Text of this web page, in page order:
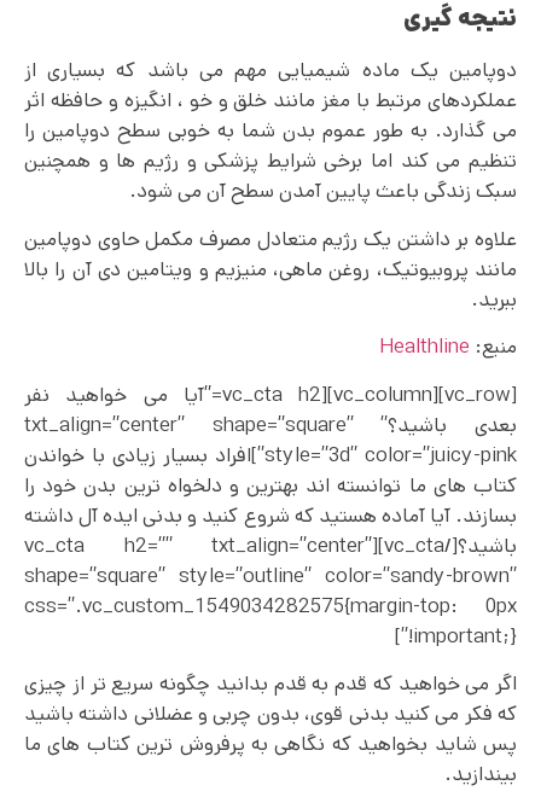
نتیجه گیری
دوپامین یک ماده شیمیایی مهم می باشد که بسیاری از
عملکردهای مرتبط با مغز مانند خلق و خو ، انگیزه و حافظه اثر
می گذارد. به طور عموم بدن شما به‌ خوبی سطح دوپامین را
تنظیم می‌ کند اما برخی شرایط پزشکی و رژیم ها و همچنین
سبک زندگی باعث پایین آمدن سطح آن می شود.
علاوه بر داشتن یک رژیم متعادل مصرف مکمل حاوی دوپامین
مانند پروبیوتیک، روغن ماهی، منیزیم و ویتامین دی آن را بالا
ببرید.
منبع: Healthline
[vc_row][vc_column][vc_cta h2=”آیا می خواهید نفر
بعدی باشید؟” txt_align=”center” shape=”square”
style=”3d” color=”juicy-pink”]افراد بسیار زیادی با خواندن
کتاب های ما توانسته اند بهترین و دلخواه ترین بدن خود را
بسازند. آیا آماده هستید که شروع کنید و بدنی ایده آل داشته
باشید؟[/vc_cta][vc_cta h2=”” txt_align=”center”
shape=”square” style=”outline” color=”sandy-brown”
css=”.vc_custom_1549034282575{margin-top: 0px
!important;}”]
اگر می خواهید که قدم به قدم بدانید چگونه سریع تر از چیزی
که فکر می کنید بدنی قوی، بدون چربی و عضلانی داشته باشید
پس شاید بخواهید که نگاهی به پرفروش‌ ترین کتاب‌ های ما
بیندازید.